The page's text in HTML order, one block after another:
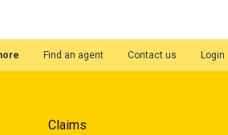
Quick Links
Find an agent Contact us Login
Claims